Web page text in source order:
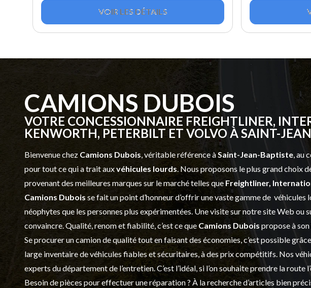
VOIR LES DÉTAILS
CAMIONS DUBOIS
VOTRE CONCESSIONNAIRE FREIGHTLINER,
KENWORTH, PETERBILT ET VOLVO À SAINT-
Bienvenue chez Camions Dubois, véritable référence àSaint-Jean-Baptiste, au
pour tout ce qui a trait auxvéhicules lourds. Nous proposons le plus grand choix
provenant des meilleures marques sur le marché telles que Freightliner,
Camions Dubois se fait un point d’honneur d’offrir une vaste gamme de véhicules
néophytes que les personnes plus expérimentées. Une visite sur notre site Web ou
convaincre. Qualité, renom et fiabilité, c’est ce que Camions Dubois propose à
Se procurer un camion de qualité tout en faisant des économies, c’est possible
large inventaire de véhicules fiables et sécuritaires, à des prix compétitifs. Nos
experts du département de l’entretien. C’est l’idéal, si l’on souhaite prendre la route
Besoin de pièces pour effectuer une réparation ? À la recherche d’articles bien